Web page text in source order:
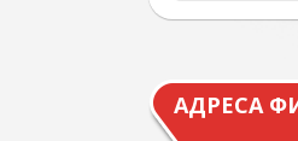
АДРЕСА